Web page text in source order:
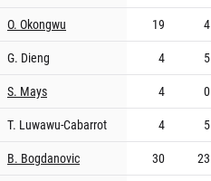
O. Okongwu
19 4
G. Dieng
4 5
S. Mays
4 0
T. Luwawu-Cabarrot
4 5
B. Bogdanovic
30 23